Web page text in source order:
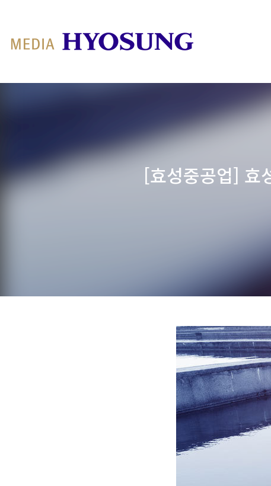
MY FRIEND HYOSUNG
[효성중공업] 효